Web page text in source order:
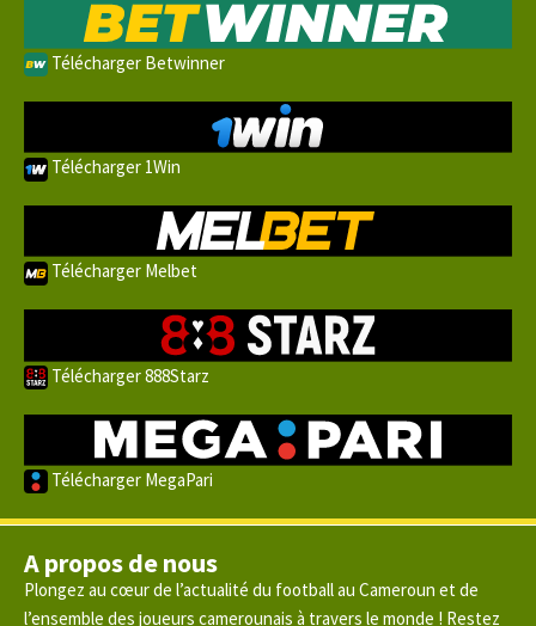
Télécharger Betwinner
Télécharger 1Win
Télécharger Melbet
Télécharger 888Starz
Télécharger MegaPari
A propos de nous
Plongez au cœur de l’actualité du football au Cameroun et de
l’ensemble des joueurs camerounais à travers le monde ! Restez